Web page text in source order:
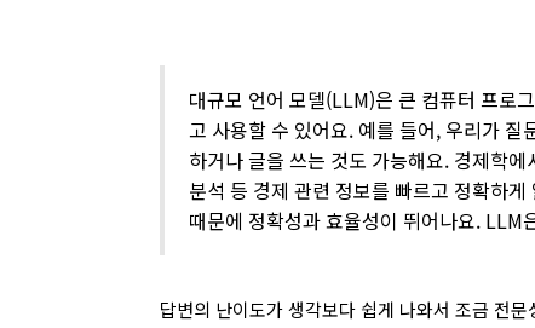
대규모 언어 모델(LLM)은 큰 컴퓨터 프로
고 사용할 수 있어요. 예를 들어, 우리가
하거나 글을 쓰는 것도 가능해요. 경제학
분석 등 경제 관련 정보를 빠르고 정확하
때문에 정확성과 효율성이 뛰어나요.
답변의 난이도가 생각보다 쉽게 나와서 조금 전